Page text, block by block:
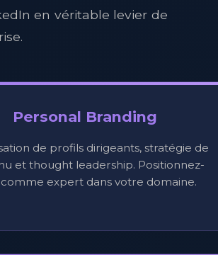
en véritable levier de
Personal Branding
de profils dirigeants, stratégie de
et thought leadership. Positionnez-
expert dans votre domaine.